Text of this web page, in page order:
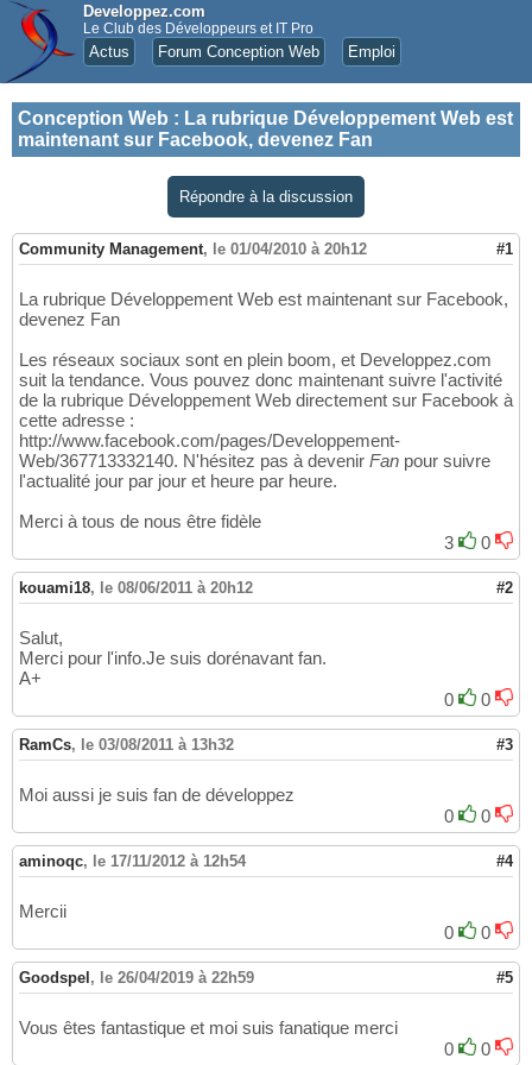
Developpez.com
Le Club des Développeurs et IT Pro
Actus Forum Conception Web Emploi
Conception Web : La rubrique Développement Web est
maintenant sur Facebook, devenez Fan
Répondre à la discussion
Community Management, le 01/04/2010 à 20h12 #1
La rubrique Développement Web est maintenant sur Facebook,
devenez Fan
Les réseaux sociaux sont en plein boom, et Developpez.com
suit la tendance. Vous pouvez donc maintenant suivre l'activité
de la rubrique Développement Web directement sur Facebook à
cette adresse :
http://www.facebook.com/pages/Developpement-
Web/367713332140. N'hésitez pas à devenir Fan pour suivre
l'actualité jour par jour et heure par heure.
Merci à tous de nous être fidèle
3
0
kouami18, le 08/06/2011 à 20h12 #2
Salut,
Merci pour l'info.Je suis dorénavant fan.
A+
0
0
RamCs, le 03/08/2011 à 13h32 #3
Moi aussi je suis fan de développez
0
0
aminoqc, le 17/11/2012 à 12h54 #4
Mercii
0
0
Goodspel , le 26/04/2019 à 22h59 #5
Vous êtes fantastique et moi suis fanatique merci
0
0